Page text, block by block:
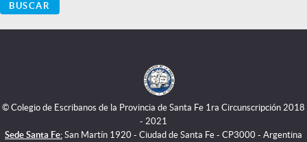
BUSCAR
© Colegio de Escribanos de la Provincia de Santa Fe 1ra Circunscripción 2018
- 2021
Sede Santa Fe: San Martín 1920 - Ciudad de Santa Fe - CP3000 - Argentina